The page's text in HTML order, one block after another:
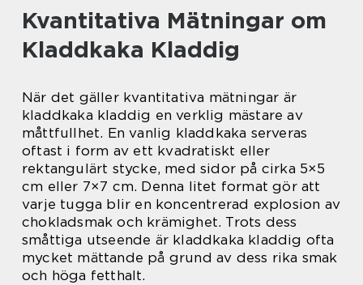
Kvantitativa Mätningar om
Kladdkaka Kladdig
När det gäller kvantitativa mätningar är
kladdkaka kladdig en verklig mästare av
måttfullhet. En vanlig kladdkaka serveras
oftast i form av ett kvadratiskt eller
rektangulärt stycke, med sidor på cirka 5×5
cm eller 7×7 cm. Denna litet format gör att
varje tugga blir en koncentrerad explosion av
chokladsmak och krämighet. Trots dess
småttiga utseende är kladdkaka kladdig ofta
mycket mättande på grund av dess rika smak
och höga fetthalt.